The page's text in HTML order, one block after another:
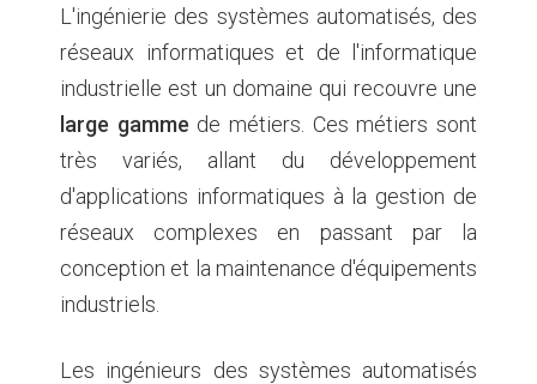
L'ingénierie des systèmes automatisés, des
réseaux informatiques et de l'informatique
industrielle est un domaine qui recouvre une
large gamme de métiers. Ces métiers sont
très variés, allant du développement
d'applications informatiques à la gestion de
réseaux complexes en passant par la
conception et la maintenance d'équipements
industriels.
Les ingénieurs des systèmes automatisés